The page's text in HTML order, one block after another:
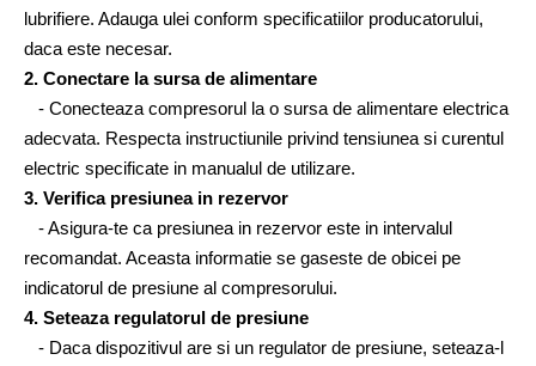
lubrifiere. Adauga ulei conform specificatiilor producatorului,
daca este necesar.
2. Conectare la sursa de alimentare
- Conecteaza compresorul la o sursa de alimentare electrica
adecvata. Respecta instructiunile privind tensiunea si curentul
electric specificate in manualul de utilizare.
3. Verifica presiunea in rezervor
- Asigura-te ca presiunea in rezervor este in intervalul
recomandat. Aceasta informatie se gaseste de obicei pe
indicatorul de presiune al compresorului.
4. Seteaza regulatorul de presiune
- Daca dispozitivul are si un regulator de presiune, seteaza-l